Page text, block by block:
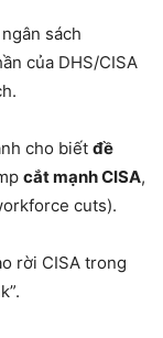
sách
của DHS/CISA
cho biết đề
cắt mạnh CISA,
cuts).
rời CISA trong